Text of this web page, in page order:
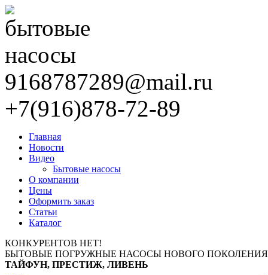
9168787289@mail.ru
+7(916)878-72-89
Главная
Новости
Видео
Бытовые насосы
О компании
Цены
Оформить заказ
Статьи
Каталог
КОНКУРЕНТОВ НЕТ!
БЫТОВЫЕ ПОГРУЖНЫЕ НАСОСЫ НОВОГО
ТАЙФУН, ПРЕСТИЖ, ЛИВЕНЬ